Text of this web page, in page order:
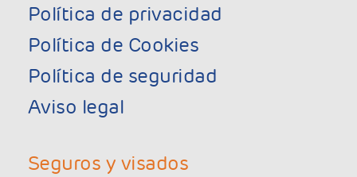
Política de privacidad
Política de Cookies
Política de seguridad
Aviso legal
Seguros y visados